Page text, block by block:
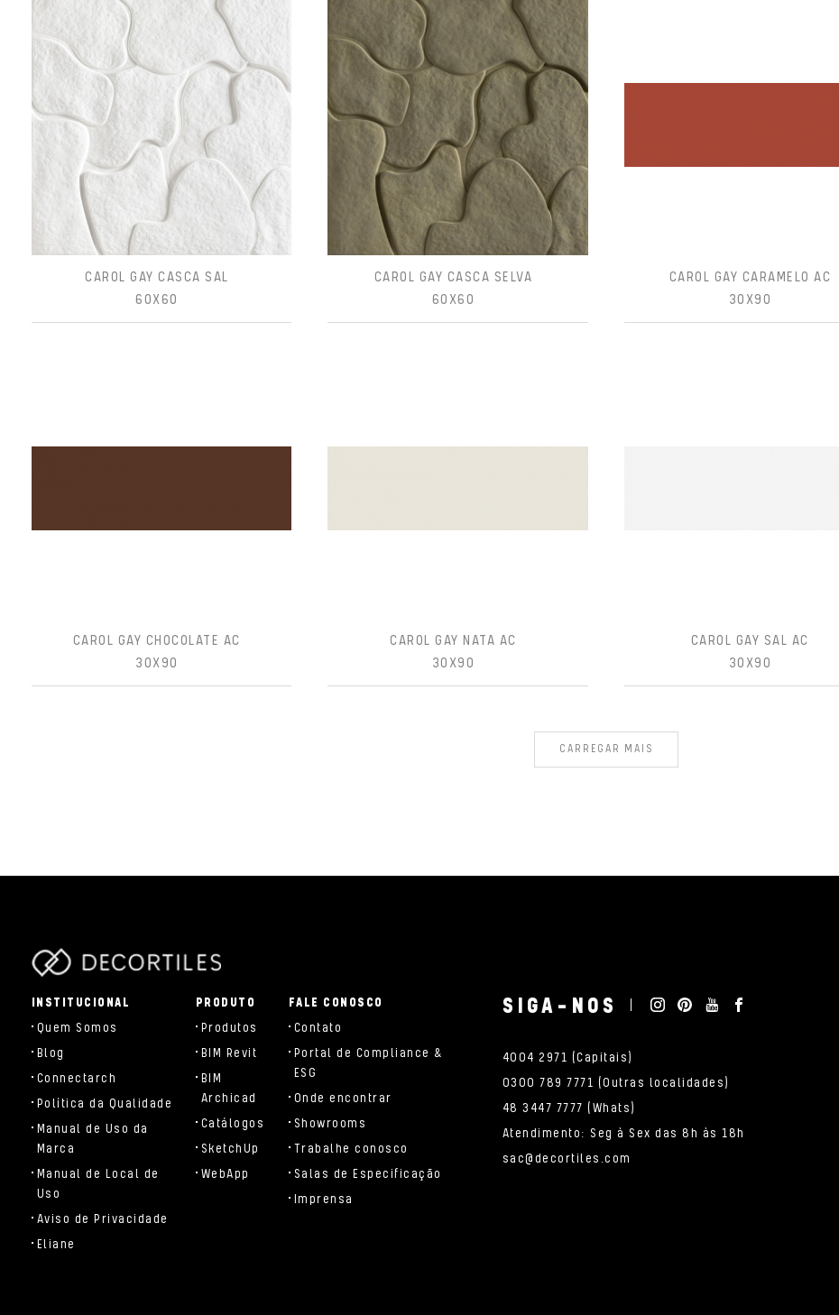
CAROL GAY CASCA SAL
60X60
CAROL GAY CASCA SELVA
60X60
CAROL GAY CARAMELO AC
30X90
CAROL GAY CHOCOLATE AC
30X90
CAROL GAY NATA AC
30X90
CAROL GAY SAL AC
30X90
CARREGAR MAIS
INSTITUCIONAL
Quem Somos
Blog
Connectarch
Política da Qualidade
Manual de Uso da
Marca
Manual de Local de
Uso
Aviso de Privacidade
Eliane
PRODUTO
Produtos
BIM Revit
BIM
Archicad
Catálogos
SketchUp
WebApp
FALE CONOSCO
Contato
Portal de Compliance &
ESG
Onde encontrar
Showrooms
Trabalhe conosco
Salas de Especificação
Imprensa
SIGA-NOS
4004 2971 (Capitais)
0300 789 7771 (Outras localidades)
48 3447 7777 (Whats)
Atendimento: Seg à Sex das 8h às 18h
sac@decortiles.com